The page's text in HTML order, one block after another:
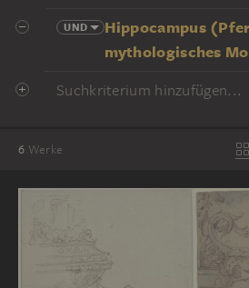
UND
Hippocampus
mythologisches
Suchkriterium hinzufügen...
6 Werke